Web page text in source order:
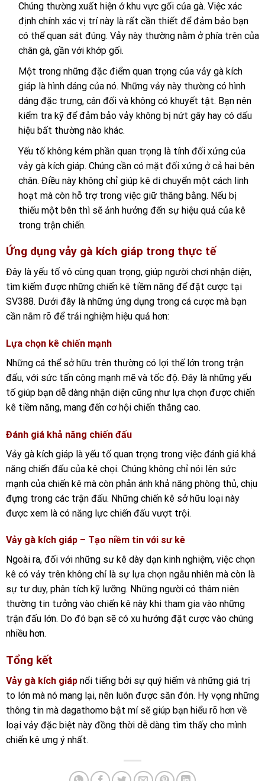
Chúng thường xuất hiện ở khu vực gối của gà. Việc xác
định chính xác vị trí này là rất cần thiết để đảm bảo bạn
có thể quan sát đúng. Vảy này thường nằm ở phía trên của
chân gà, gần với khớp gối.
Một trong những đặc điểm quan trọng của vảy gà kích
giáp là hình dáng của nó. Những vảy này thường có hình
dáng đặc trưng, cân đối và không có khuyết tật. Bạn nên
kiểm tra kỹ để đảm bảo vảy không bị nứt gãy hay có dấu
hiệu bất thường nào khác.
Yếu tố không kém phần quan trọng là tính đối xứng của
vảy gà kích giáp. Chúng cần có mặt đối xứng ở cả hai bên
chân. Điều này không chỉ giúp kê di chuyển một cách linh
hoạt mà còn hỗ trợ trong việc giữ thăng bằng. Nếu bị
thiếu một bên thì sẽ ảnh hưởng đến sự hiệu quả của kê
trong trận chiến.
Ứng dụng vảy gà kích giáp trong thực tế
Đây là yếu tố vô cùng quan trọng, giúp người chơi nhận diện,
tìm kiếm được những chiến kê tiềm năng để đặt cược tại
SV388. Dưới đây là những ứng dụng trong cá cược mà bạn
cần nắm rõ để trải nghiệm hiệu quả hơn:
Lựa chọn kê chiến mạnh
Những cá thể sở hữu trên thường có lợi thế lớn trong trận
đấu, với sức tấn công mạnh mẽ và tốc độ. Đây là những yếu
tố giúp bạn dễ dàng nhận diện cũng như lựa chọn được chiến
kê tiềm năng, mang đến cơ hội chiến thắng cao.
Đánh giá khả năng chiến đấu
Vảy gà kích giáp là yếu tố quan trọng trong việc đánh giá khả
năng chiến đấu của kê chọi. Chúng không chỉ nói lên sức
mạnh của chiến kê mà còn phản ánh khả năng phòng thủ, chịu
đựng trong các trận đấu. Những chiến kê sở hữu loại này
được xem là có năng lực chiến đấu vượt trội.
Vảy gà kích giáp – Tạo niềm tin với sư kê
Ngoài ra, đối với những sư kê dày dạn kinh nghiệm, việc chọn
kê có vảy trên không chỉ là sự lựa chọn ngẫu nhiên mà còn là
sự tư duy, phân tích kỹ lưỡng. Những người có thâm niên
thường tin tưởng vào chiến kê này khi tham gia vào những
trận đấu lớn. Do đó bạn sẽ có xu hướng đặt cược vào chúng
nhiều hơn.
Tổng kết
Vảy gà kích giáp nổi tiếng bởi sự quý hiếm và những giá trị
to lớn mà nó mang lại, nên luôn được săn đón. Hy vọng những
thông tin mà dagathomo bật mí sẽ giúp bạn hiểu rõ hơn về
loại vảy đặc biệt này đồng thời dễ dàng tìm thấy cho mình
chiến kê ưng ý nhất.